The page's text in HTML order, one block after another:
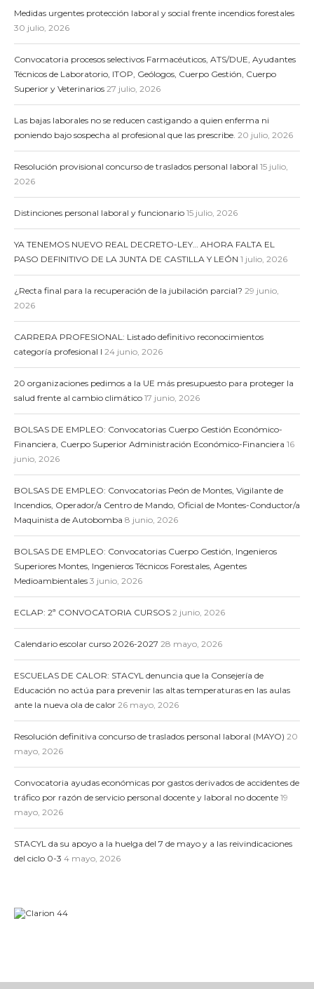
Medidas urgentes protección laboral y social frente incendios forestales
30 julio, 2026
Convocatoria procesos selectivos Farmacéuticos, ATS/DUE, Ayudantes
Técnicos de Laboratorio, ITOP, Geólogos, Cuerpo Gestión, Cuerpo
Superior y Veterinarios 27 julio, 2026
Las bajas laborales no se reducen castigando a quien enferma ni
poniendo bajo sospecha al profesional que las prescribe. 20 julio, 2026
Resolución provisional concurso de traslados personal laboral 15 julio,
2026
Distinciones personal laboral y funcionario 15 julio, 2026
YA TENEMOS NUEVO REAL DECRETO-LEY… AHORA FALTA EL
PASO DEFINITIVO DE LA JUNTA DE CASTILLA Y LEÓN 1 julio, 2026
¿Recta final para la recuperación de la jubilación parcial? 29 junio,
2026
CARRERA PROFESIONAL: Listado definitivo reconocimientos
categoría profesional I 24 junio, 2026
20 organizaciones pedimos a la UE más presupuesto para proteger la
salud frente al cambio climático 17 junio, 2026
BOLSAS DE EMPLEO: Convocatorias Cuerpo Gestión Económico-
Financiera, Cuerpo Superior Administración Económico-Financiera 16
junio, 2026
BOLSAS DE EMPLEO: Convocatorias Peón de Montes, Vigilante de
Incendios, Operador/a Centro de Mando, Oficial de Montes-Conductor/a
Maquinista de Autobomba 8 junio, 2026
BOLSAS DE EMPLEO: Convocatorias Cuerpo Gestión, Ingenieros
Superiores Montes, Ingenieros Técnicos Forestales, Agentes
Medioambientales 3 junio, 2026
ECLAP: 2ª CONVOCATORIA CURSOS 2 junio, 2026
Calendario escolar curso 2026-2027 28 mayo, 2026
ESCUELAS DE CALOR: STACYL denuncia que la Consejería de
Educación no actúa para prevenir las altas temperaturas en las aulas
ante la nueva ola de calor 26 mayo, 2026
Resolución definitiva concurso de traslados personal laboral (MAYO) 20
mayo, 2026
Convocatoria ayudas económicas por gastos derivados de accidentes de
tráfico por razón de servicio personal docente y laboral no docente 19
mayo, 2026
STACYL da su apoyo a la huelga del 7 de mayo y a las reivindicaciones
del ciclo 0-3 4 mayo, 2026